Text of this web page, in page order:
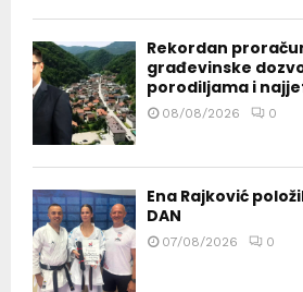
Rekordan
građevinske
porodiljama i
08/08/2026 0
Ena Rajković
DAN
07/08/2026 0